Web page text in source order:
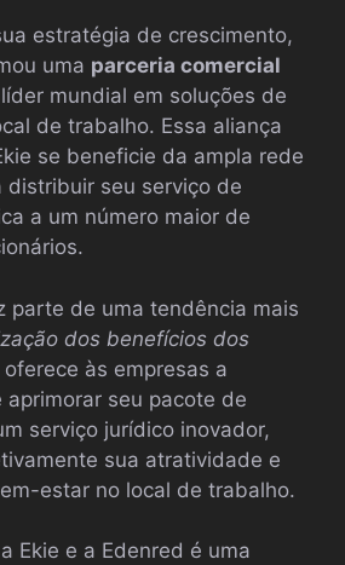
estratégia de crescimento,
uma parceria comercial
mundial em soluções de
de trabalho. Essa aliança
se beneficie da ampla rede
distribuir seu serviço de
a um número maior de
parte de uma tendência mais
dos benefícios dos
oferece às empresas a
seu pacote de
serviço jurídico inovador,
sua atratividade e
estar no local de trabalho.
Ekie e a Edenred é uma